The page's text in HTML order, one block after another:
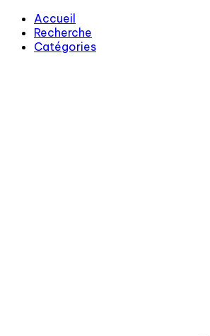
Accueil
Recherche
Catégories